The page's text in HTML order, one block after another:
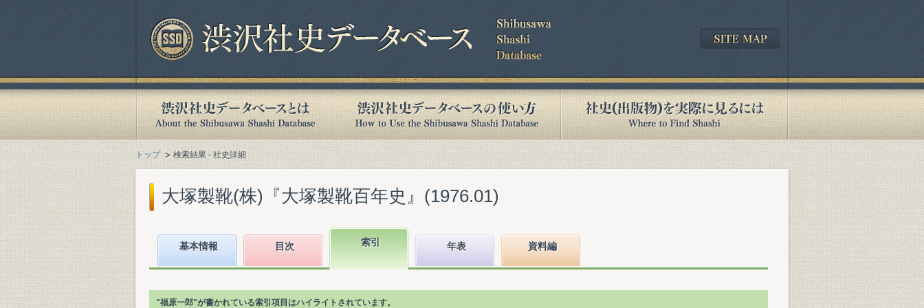
トップ 検索結果 - 社史詳細
大塚製靴(株)『大塚製靴百年史』(1976.01)
基本情報 目次 索引 年表 資料編
"福原一郎"が書かれている索引項目はハイライトされています。